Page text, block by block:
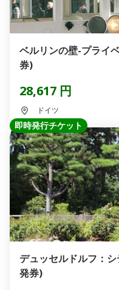
ベルリンの壁-プライ
券)
28,617 円
ドイツ
即時発行チケット
デュッセルドルフ：
発券)